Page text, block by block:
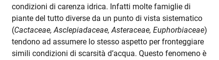
condizioni di carenza idrica. Infatti molte famiglie di
piante del tutto diverse da un punto di vista sistematico
(Cactaceae, Asclepiadaceae, Asteraceae, Euphorbiaceae)
tendono ad assumere lo stesso aspetto per fronteggiare
simili condizioni di scarsità d’acqua. Questo fenomeno è